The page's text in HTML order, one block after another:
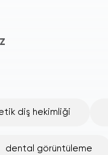
diş hekimliği
dental görüntüleme